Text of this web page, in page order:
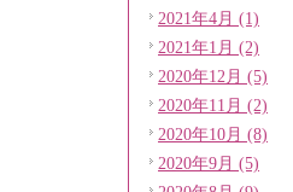
2021年4月 (1)
2021年1月 (2)
2020年12月 (5)
2020年11月 (2)
2020年10月 (8)
2020年9月 (5)